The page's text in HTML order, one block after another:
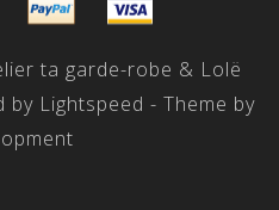
ta garde-robe & Lolë
by Lightspeed - Theme by